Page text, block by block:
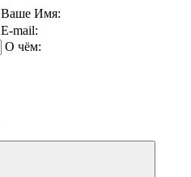
Ваше Имя:
E-mail:
О чём: